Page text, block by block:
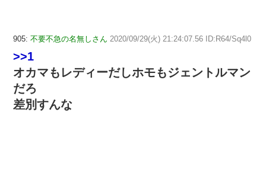
905: 不要不急の名無しさん 2020/09/29(火) 21:24:07.56 ID:R64/Sq4l0
>>1
オカマもレディーだしホモもジェントルマン
だろ
差別すんな